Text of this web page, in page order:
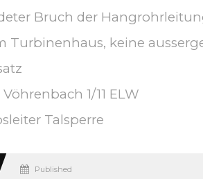
Bruch der
Turbinenhaus, keine
1/11 ELW
Talsperre
Published